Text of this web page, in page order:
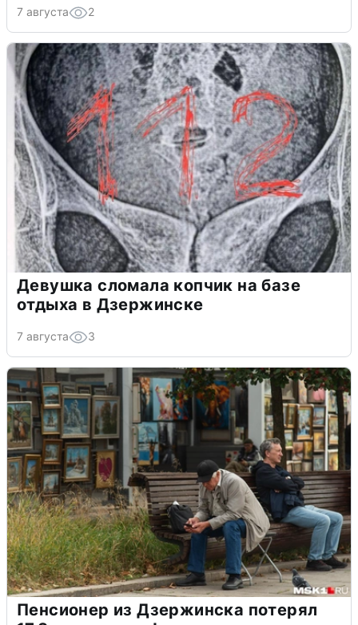
7 августа 2
Девушка сломала копчик на базе
отдыха в Дзержинске
7 августа 3
Пенсионер из Дзержинска потерял